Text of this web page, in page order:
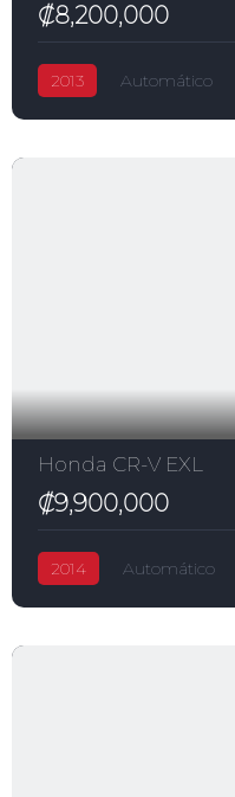
₡8,200,000
2013 Automático
Honda CR-V EXL
₡9,900,000
2014 Automático